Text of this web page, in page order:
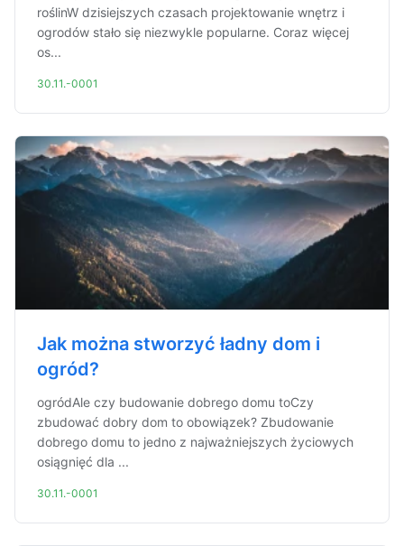
roślinW dzisiejszych czasach projektowanie wnętrz i
ogrodów stało się niezwykle popularne. Coraz więcej
os...
30.11.-0001
Jak można stworzyć ładny dom i
ogród?
ogródAle czy budowanie dobrego domu toCzy
zbudować dobry dom to obowiązek? Zbudowanie
dobrego domu to jedno z najważniejszych życiowych
osiągnięć dla ...
30.11.-0001